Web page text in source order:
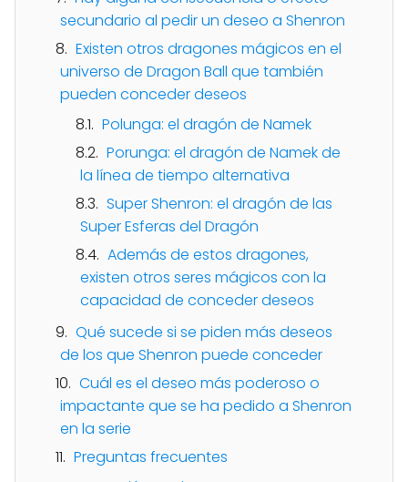
secundario al pedir un deseo a Shenron
Existen otros dragones mágicos en el
universo de Dragon Ball que también
pueden conceder deseos
Polunga: el dragón de Namek
Porunga: el dragón de Namek de
la línea de tiempo alternativa
Super Shenron: el dragón de las
Super Esferas del Dragón
Además de estos dragones,
existen otros seres mágicos con la
capacidad de conceder deseos
Qué sucede si se piden más deseos
de los que Shenron puede conceder
Cuál es el deseo más poderoso o
impactante que se ha pedido a Shenron
en la serie
Preguntas frecuentes